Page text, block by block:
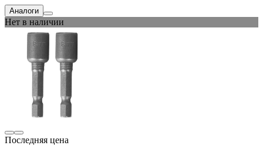
Аналоги
Нет в наличии
Последняя цена